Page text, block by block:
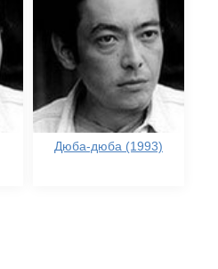
Дюба-дюба (1993)